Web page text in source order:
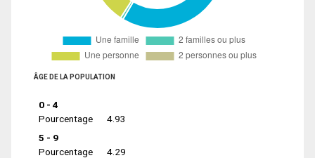
ÂGE DE LA POPULATION
0 - 4
Pourcentage
4.93
5 - 9
Pourcentage
4.29